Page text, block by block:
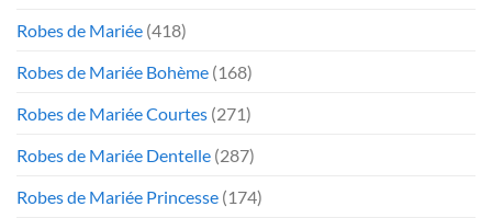
Robes de Mariée (418)
Robes de Mariée Bohème (168)
Robes de Mariée Courtes (271)
Robes de Mariée Dentelle (287)
Robes de Mariée Princesse (174)